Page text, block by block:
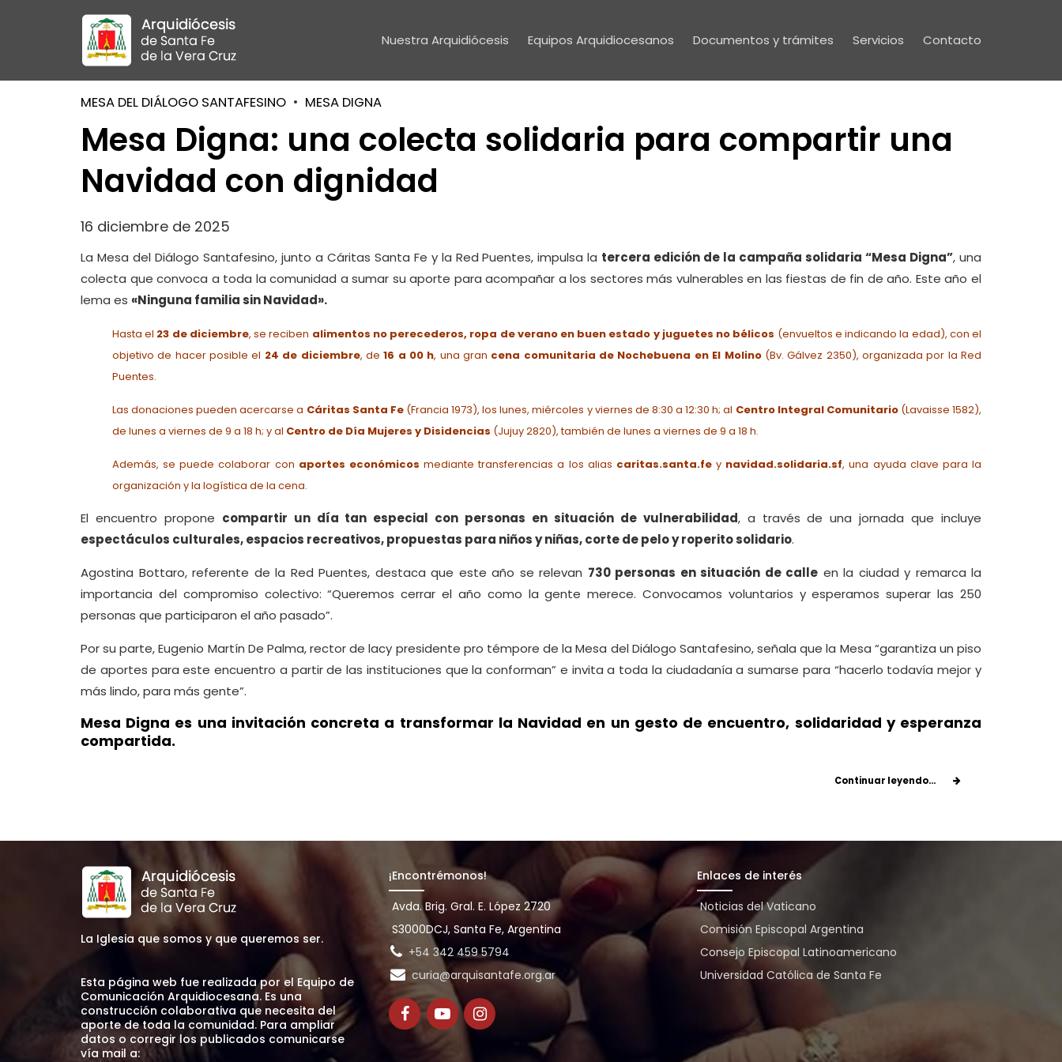
Nuestra Arquidiócesis Equipos Arquidiocesanos Documentos y trámites Servicios Contacto
MESA DEL DIÁLOGO SANTAFESINO MESA DIGNA
Mesa Digna: una colecta solidaria para compartir una
Navidad con dignidad
16 diciembre de 2025
La Mesa del Diálogo Santafesino, junto a Cáritas Santa Fe y la Red Puentes, impulsa la tercera edición de la campaña solidaria “Mesa Digna”, una
colecta que convoca a toda la comunidad a sumar su aporte para acompañar a los sectores más vulnerables en las fiestas de fin de año. Este año el
lema es «Ninguna familia sin Navidad».
Hasta el 23 de diciembre, se reciben alimentos no perecederos, ropa de verano en buen estado y juguetes no bélicos (envueltos e indicando la edad), con el
objetivo de hacer posible el 24 de diciembre, de16 a 00 h, una gran cena comunitaria de Nochebuena en El Molino(Bv. Gálvez 2350), organizada por la Red
Puentes.
Las donaciones pueden acercarse a Cáritas Santa Fe(Francia 1973), los lunes, miércoles y viernes de 8:30 a 12:30 h; al Centro Integral Comunitario(Lavaisse 1582),
de lunes a viernes de 9 a 18 h; y al Centro de Día Mujeres y Disidencias (Jujuy 2820), también de lunes a viernes de 9 a 18 h.
Además, se puede colaborar con aportes económicos mediante transferencias a los alias caritas.santa.fey navidad.solidaria.sf, una ayuda clave para la
organización y la logística de la cena.
El encuentro propone compartir un día tan especial con personas en situación de vulnerabilidad, a través de una jornada que incluye
espectáculos culturales, espacios recreativos, propuestas para niños y niñas, corte de pelo y roperito solidario.
Agostina Bottaro, referente de la Red Puentes, destaca que este año se relevan 730 personas en situación de calle en la ciudad y remarca la
importancia del compromiso colectivo: “Queremos cerrar el año como la gente merece. Convocamos voluntarios y esperamos superar las 250
personas que participaron el año pasado”.
Por su parte, Eugenio Martín De Palma, rector de lacy presidente pro témpore de la Mesa del Diálogo Santafesino, señala que la Mesa “garantiza un piso
de aportes para este encuentro a partir de las instituciones que la conforman” e invita a toda la ciudadanía a sumarse para “hacerlo todavía mejor y
más lindo, para más gente”.
Mesa Digna es una invitación concreta a transformar la Navidad en un gesto de encuentro, solidaridad y esperanza
compartida.
Continuar leyendo...
La Iglesia que somos y que queremos ser.
Esta página web fue realizada por el Equipo de
Comunicación Arquidiocesana. Es una
construcción colaborativa que necesita del
aporte de toda la comunidad. Para ampliar
datos o corregir los publicados comunicarse
vía mail a:
¡Encontrémonos!
Avda. Brig. Gral. E. López 2720
S3000DCJ, Santa Fe, Argentina
+54 342 459 5794
curia@arquisantafe.org.ar
Enlaces de interés
Noticias del Vaticano
Comisión Episcopal Argentina
Consejo Episcopal Latinoamericano
Universidad Católica de Santa Fe